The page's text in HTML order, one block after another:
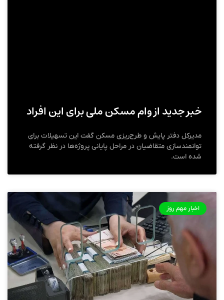
خبر جدید از وام مسکن ملی برای این افراد
مدیرکل دفتر پایش و طرح‌ریزی مسکن گفت این تسهیلات برای
توانمندسازی متقاضیان در مراحل پایانی پروژه‌ها در نظر گرفته
شده است.
اخبار مهم روز